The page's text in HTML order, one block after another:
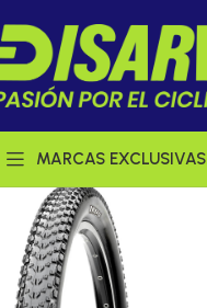
MARCAS EXCLUSIVAS